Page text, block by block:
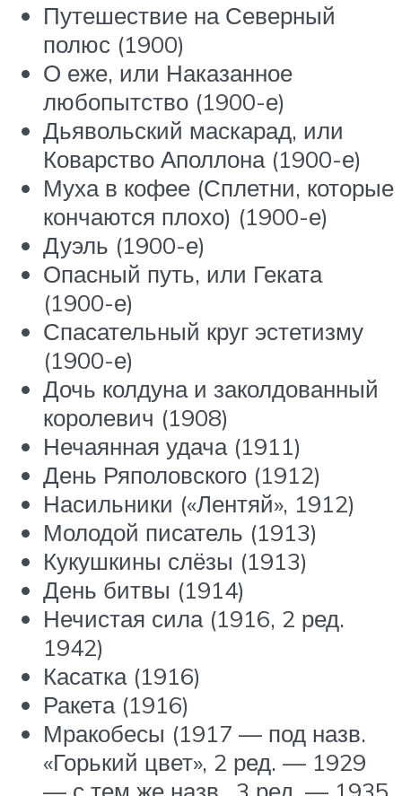
Путешествие на Северный
полюс (1900)
О еже, или Наказанное
любопытство (1900-е)
Дьявольский маскарад, или
Коварство Аполлона (1900-е)
Муха в кофее (Сплетни, которые
кончаются плохо) (1900-е)
Дуэль (1900-е)
Опасный путь, или Геката
(1900-е)
Спасательный круг эстетизму
(1900-е)
Дочь колдуна и заколдованный
королевич (1908)
Нечаянная удача (1911)
День Ряполовского (1912)
Насильники («Лентяй», 1912)
Молодой писатель (1913)
Кукушкины слёзы (1913)
День битвы (1914)
Нечистая сила (1916, 2 ред.
1942)
Касатка (1916)
Ракета (1916)
Мракобесы (1917 — под назв.
«Горький цвет», 2 ред. — 1929